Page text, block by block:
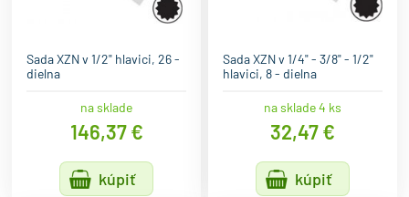
Sada XZN v 1/2" hlavici, 26 -
dielna
na sklade
146,37 €
kúpiť
Sada XZN v 1/4" - 3/8" - 1/2"
hlavici, 8 - dielna
na sklade 4 ks
32,47 €
kúpiť